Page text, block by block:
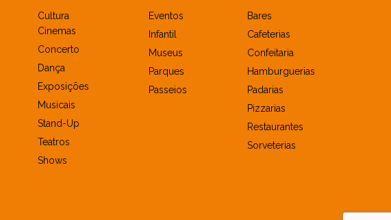
Cultura
Cinemas
Concerto
Dança
Exposições
Musicais
Stand-Up
Teatros
Shows
Eventos
Infantil
Museus
Parques
Passeios
Bares
Cafeterias
Confeitaria
Hamburguerias
Padarias
Pizzarias
Restaurantes
Sorveterias